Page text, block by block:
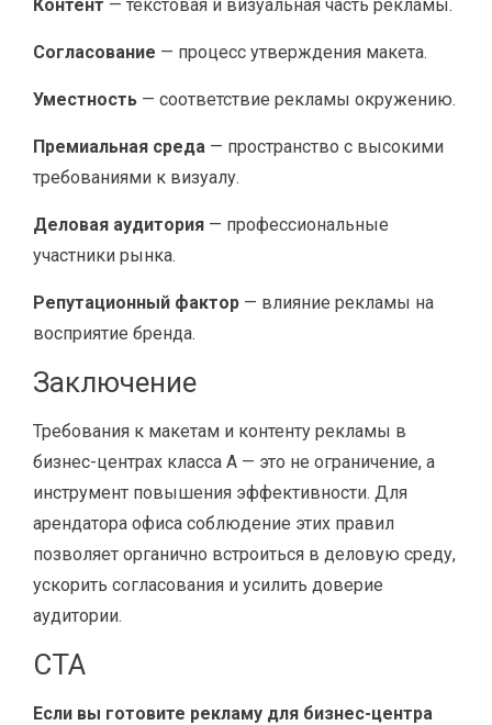
Контент — текстовая и визуальная часть рекламы.
Согласование — процесс утверждения макета.
Уместность — соответствие рекламы окружению.
Премиальная среда — пространство с высокими
требованиями к визуалу.
Деловая аудитория — профессиональные
участники рынка.
Репутационный фактор — влияние рекламы на
восприятие бренда.
Заключение
Требования к макетам и контенту рекламы в
бизнес-центрах класса A — это не ограничение, а
инструмент повышения эффективности. Для
арендатора офиса соблюдение этих правил
позволяет органично встроиться в деловую среду,
ускорить согласования и усилить доверие
аудитории.
CTA
Если вы готовите рекламу для бизнес-центра